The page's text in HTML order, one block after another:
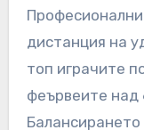
дистанция на
топ играчите
феървеите над